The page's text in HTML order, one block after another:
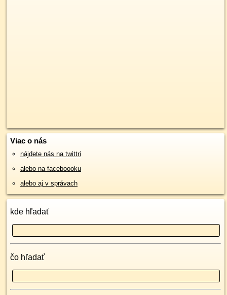
Viac o nás
nájdete nás na twittri
alebo na faceboooku
alebo aj v správach
kde hľadať
čo hľadať